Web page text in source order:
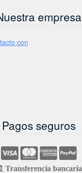
empresa
con
Pagos seguros
Transferencia bancaria